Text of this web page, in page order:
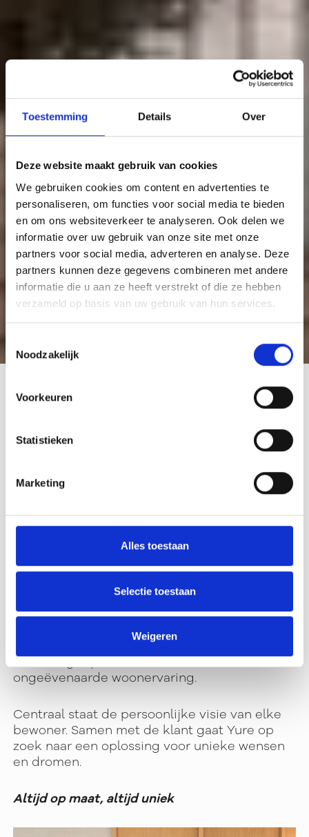
Toestemming Details Over
Deze website maakt gebruik van cookies
We gebruiken cookies om content en advertenties te
personaliseren, om functies voor social media te bieden
en om ons websiteverkeer te analyseren. Ook delen we
informatie over uw gebruik van onze site met onze
partners voor social media, adverteren en analyse. Deze
partners kunnen deze gegevens combineren met andere
informatie die u aan ze heeft verstrekt of die ze hebben
verzameld op basis van uw gebruik van hun services.
Noodzakelijk
Voorkeuren
Statistieken
Marketing
Alles toestaan
Selectie toestaan
Weigeren
Yure streeft naar het ontwikkelen van
projecten op unieke locaties met
adembenemende stadsgezichten, waarbij de
nadruk ligt op sterke architectuur en een
ongeëvenaarde woonervaring.
Centraal staat de persoonlijke visie van elke
bewoner. Samen met de klant gaat Yure op
zoek naar een oplossing voor unieke wensen
en dromen.
Altijd op maat, altijd uniek